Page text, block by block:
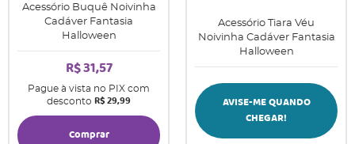
Acessório Buquê Noivinha
Cadáver Fantasia
Halloween
R$ 31,57
Pague à vista no PIX com
desconto R$ 29,99
Comprar
Acessório Tiara Véu
Noivinha Cadáver Fantasia
Halloween
AVISE-ME QUANDO
CHEGAR!